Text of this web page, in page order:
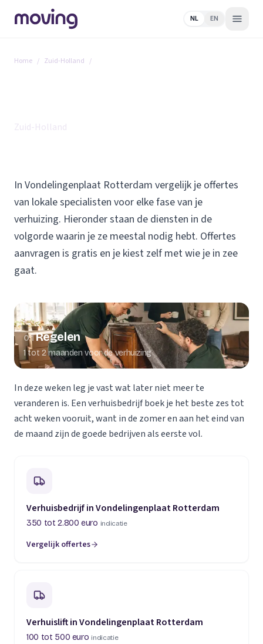
NL EN
Home / Zuid-Holland /
Zuid-Holland
In Vondelingenplaat Rotterdam vergelijk je offertes
van lokale specialisten voor elke fase van je
verhuizing. Hieronder staan de diensten in de
volgorde waarin je ze meestal nodig hebt. Offertes
aanvragen is gratis en je kiest zelf met wie je in zee
gaat.
01Regelen
1 tot 2 maanden voor de verhuizing
In deze weken leg je vast wat later niet meer te
veranderen is. Een verhuisbedrijf boek je het beste zes tot
acht weken vooruit, want in de zomer en aan het eind van
de maand zijn de goede bedrijven als eerste vol.
Verhuisbedrijf in Vondelingenplaat Rotterdam
350 tot 2.800 euro indicatie
Vergelijk offertes
Verhuislift in Vondelingenplaat Rotterdam
100 tot 500 euro indicatie